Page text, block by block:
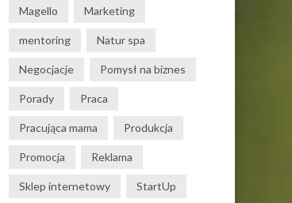
Magello Marketing
mentoring Natur spa
Negocjacje Pomysł na biznes
Porady Praca
Pracująca mama Produkcja
Promocja Reklama
Sklep internetowy StartUp